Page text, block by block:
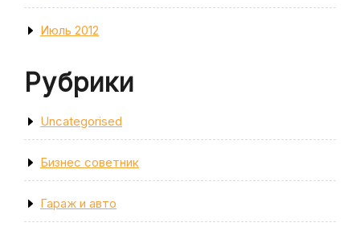
Июль 2012
Рубрики
Uncategorised
Бизнес советник
Гараж и авто